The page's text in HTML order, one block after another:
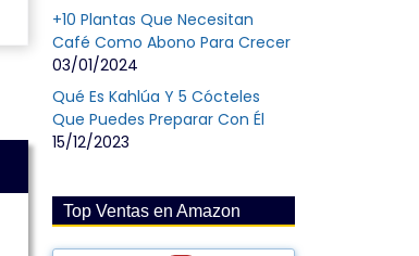
+10 Plantas Que Necesitan
Café Como Abono Para Crecer
03/01/2024
Qué Es Kahlúa Y 5 Cócteles
Que Puedes Preparar Con Él
15/12/2023
Top Ventas en Amazon